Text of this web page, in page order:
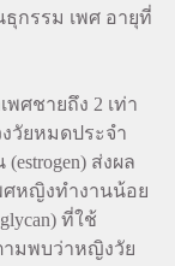
ธุกรรม เพศ อายุที่
ศชายถึง 2 เท่า
วัยหมดประจำ
ส่งผล
ศหญิงทำงานน้อย
ที่ใช้
มพบว่าหญิงวัย